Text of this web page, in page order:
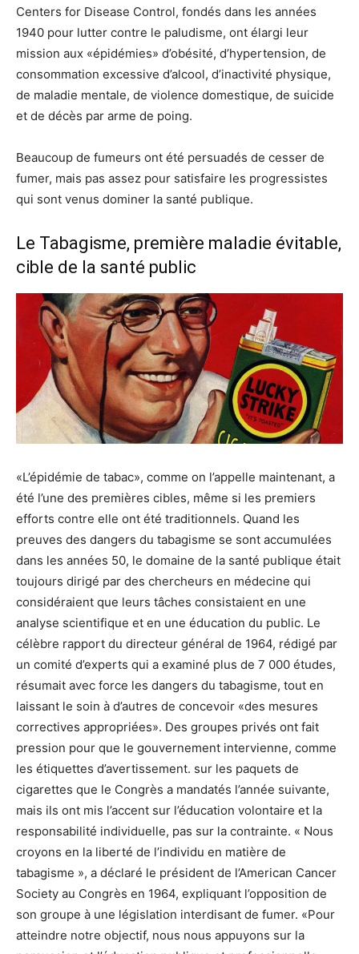
Centers for Disease Control, fondés dans les années
1940 pour lutter contre le paludisme, ont élargi leur
mission aux «épidémies» d’obésité, d’hypertension, de
consommation excessive d’alcool, d’inactivité physique,
de maladie mentale, de violence domestique, de suicide
et de décès par arme de poing.
Beaucoup de fumeurs ont été persuadés de cesser de
fumer, mais pas assez pour satisfaire les progressistes
qui sont venus dominer la santé publique.
Le Tabagisme, première maladie évitable,
cible de la santé public
«L’épidémie de tabac», comme on l’appelle maintenant, a
été l’une des premières cibles, même si les premiers
efforts contre elle ont été traditionnels. Quand les
preuves des dangers du tabagisme se sont accumulées
dans les années 50, le domaine de la santé publique était
toujours dirigé par des chercheurs en médecine qui
considéraient que leurs tâches consistaient en une
analyse scientifique et en une éducation du public. Le
célèbre rapport du directeur général de 1964, rédigé par
un comité d’experts qui a examiné plus de 7 000 études,
résumait avec force les dangers du tabagisme, tout en
laissant le soin à d’autres de concevoir «des mesures
correctives appropriées». Des groupes privés ont fait
pression pour que le gouvernement intervienne, comme
les étiquettes d’avertissement. sur les paquets de
cigarettes que le Congrès a mandatés l’année suivante,
mais ils ont mis l’accent sur l’éducation volontaire et la
responsabilité individuelle, pas sur la contrainte. « Nous
croyons en la liberté de l’individu en matière de
tabagisme », a déclaré le président de l’American Cancer
Society au Congrès en 1964, expliquant l’opposition de
son groupe à une législation interdisant de fumer. «Pour
atteindre notre objectif, nous nous appuyons sur la